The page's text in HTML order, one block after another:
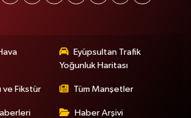
Eyüpsultan Trafik
Yoğunluk Haritası
ve Fikstür Tüm Manşetler
Haber Arşivi